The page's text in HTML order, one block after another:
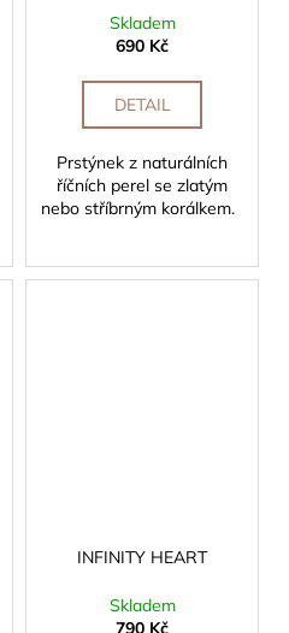
Skladem
690 Kč
DETAIL
Prstýnek z naturálních
říčních perel se zlatým
nebo stříbrným korálkem.
INFINITY HEART
Skladem
790 Kč